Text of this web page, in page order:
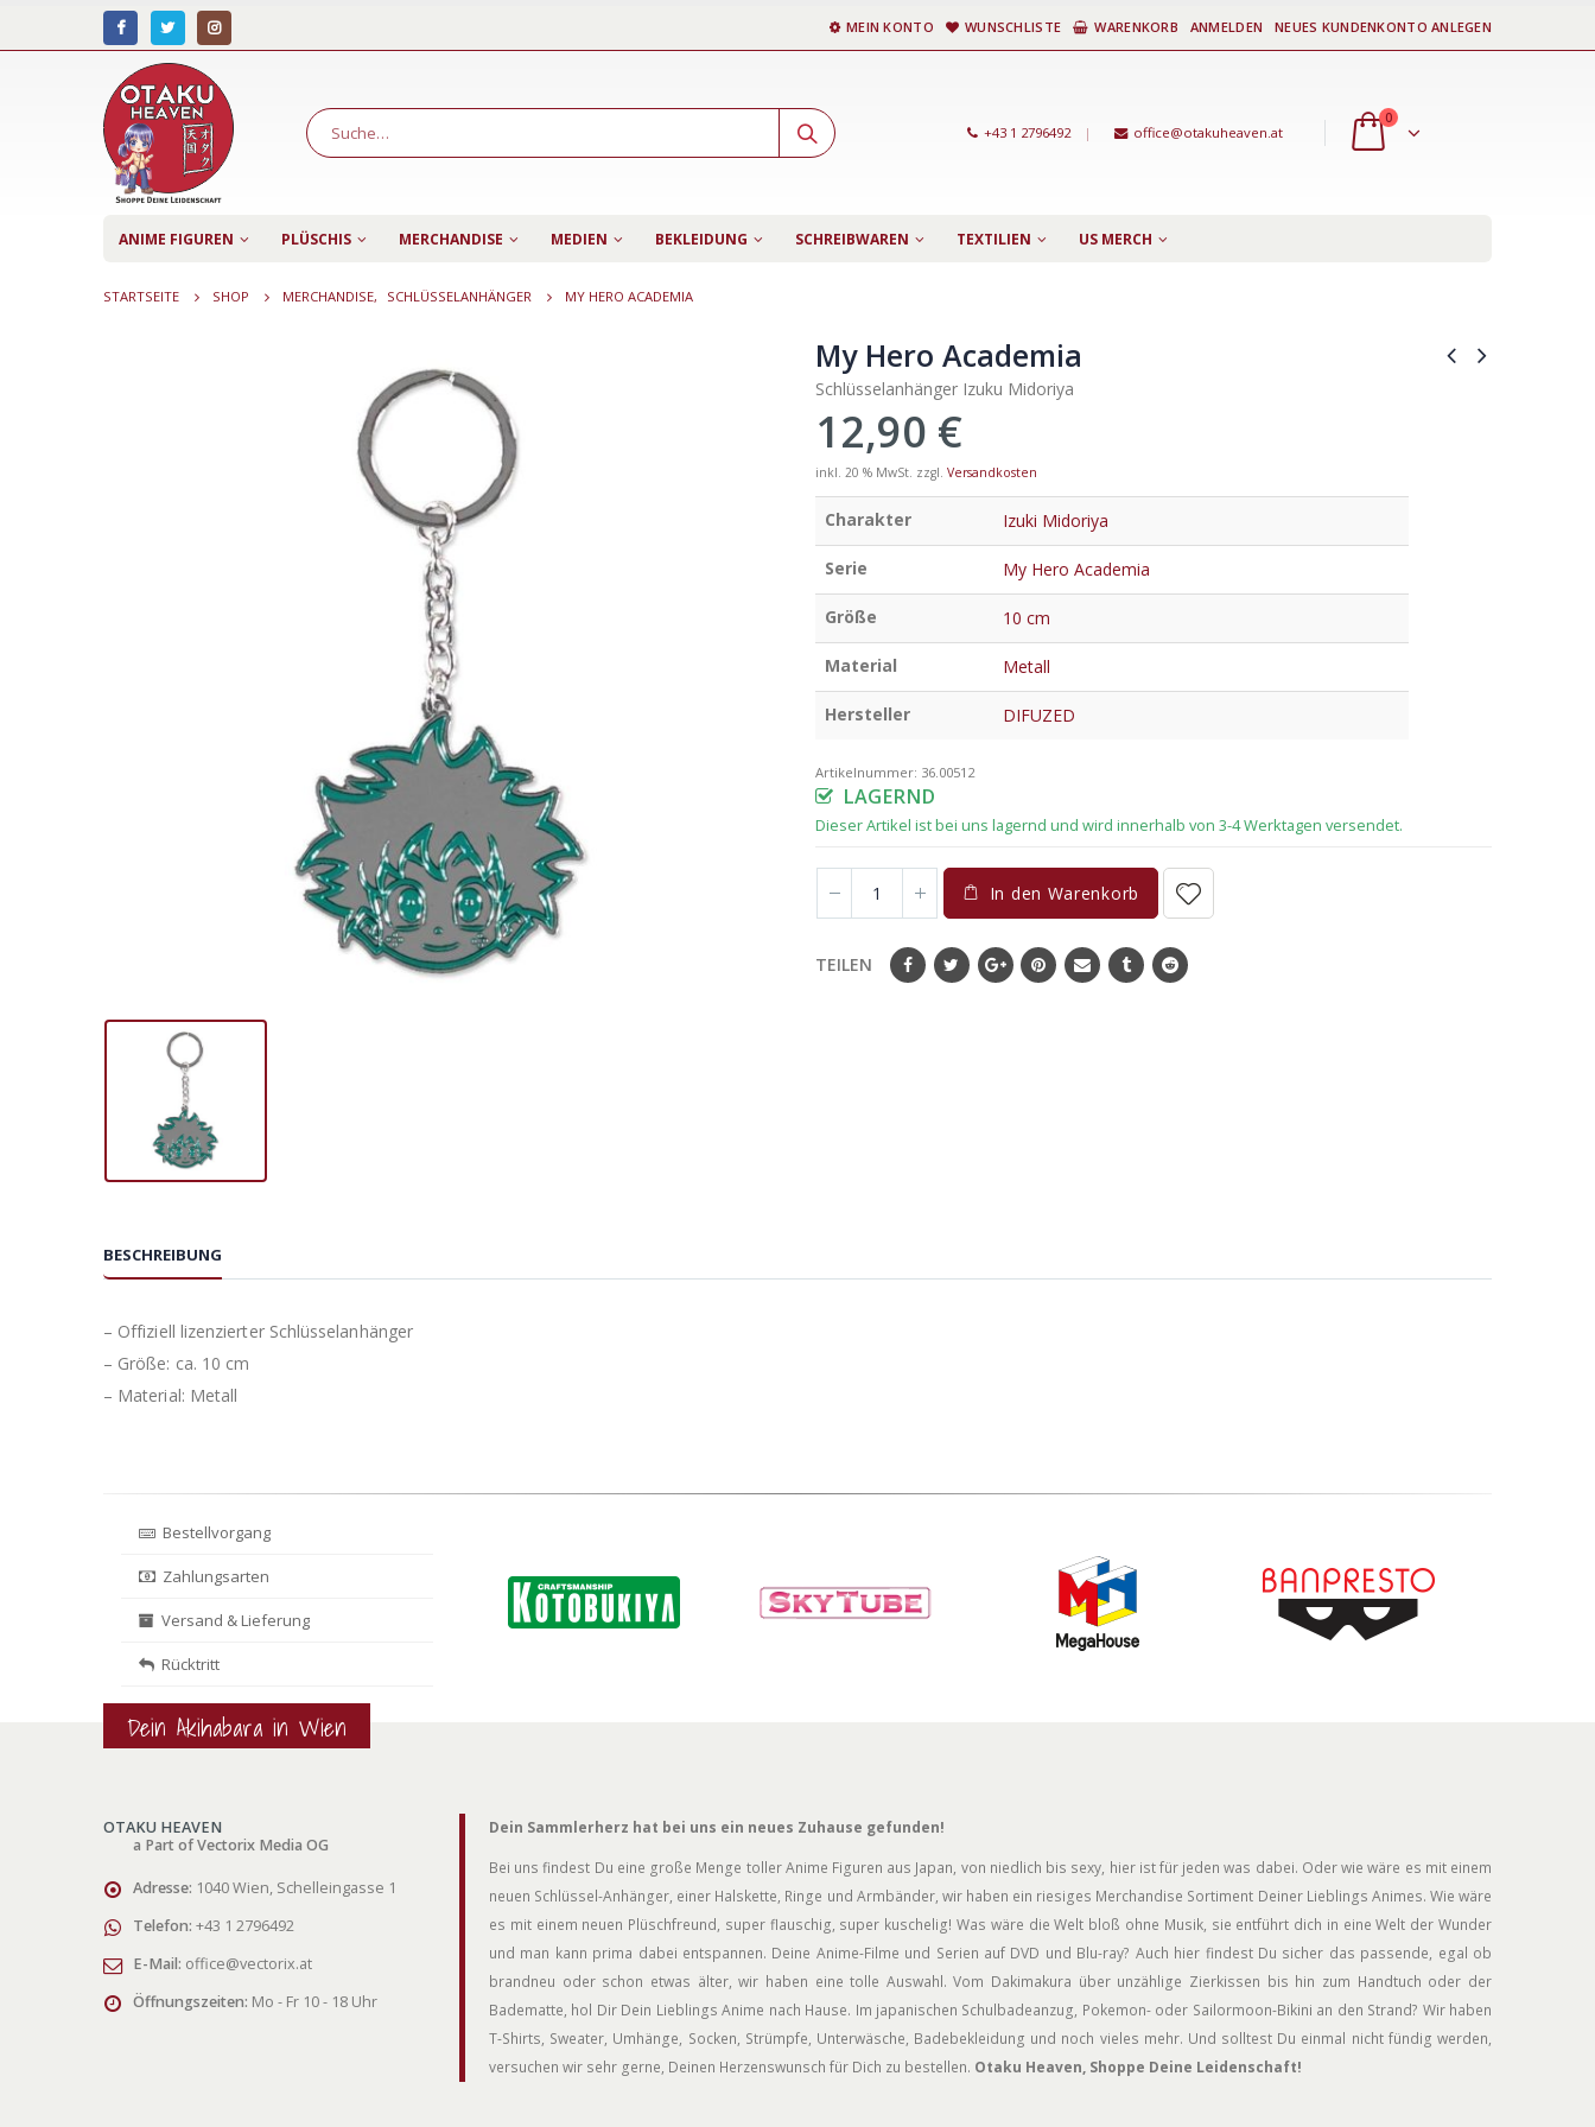
MEIN KONTO WUNSCHLISTE WARENKORB ANMELDEN NEUES KUNDENKONTO ANLEGEN
+43 1 2796492 | office@otakuheaven.at
0
ANIME FIGUREN PLÜSCHIS MERCHANDISE MEDIEN BEKLEIDUNG SCHREIBWAREN TEXTILIEN US MERCH
STARTSEITE SHOP MERCHANDISE, SCHLÜSSELANHÄNGER MY HERO ACADEMIA
My Hero Academia
Schlüsselanhänger Izuku Midoriya
12,90 €
inkl. 20 % MwSt. zzgl. Versandkosten
Charakter Izuki Midoriya
Serie My Hero Academia
Größe 10 cm
Material Metall
Hersteller DIFUZED
Artikelnummer: 36.00512
LAGERND
In den Warenkorb
TEILEN
BESCHREIBUNG
– Offiziell lizenzierter Schlüsselanhänger
– Größe: ca. 10 cm
– Material: Metall
Bestellvorgang
Zahlungsarten
Versand & Lieferung
Rücktritt
Dein Akihabara in Wien
OTAKU HEAVEN
a Part of Vectorix Media OG
Adresse: 1040 Wien, Schelleingasse 1
Telefon: +43 1 2796492
E-Mail: office@vectorix.at
Öffnungszeiten: Mo - Fr 10 - 18 Uhr
Dein Sammlerherz hat bei uns ein neues Zuhause gefunden!
Bei uns findest Du eine große Menge toller Anime Figuren aus Japan, von niedlich bis sexy, hier ist für jeden was dabei. Oder wie wäre es mit einem
neuen Schlüssel-Anhänger, einer Halskette, Ringe und Armbänder, wir haben ein riesiges Merchandise Sortiment Deiner Lieblings Animes. Wie wäre
es mit einem neuen Plüschfreund, super flauschig, super kuschelig! Was wäre die Welt bloß ohne Musik, sie entführt dich in eine Welt der Wunder
und man kann prima dabei entspannen. Deine Anime-Filme und Serien auf DVD und Blu-ray? Auch hier findest Du sicher das passende, egal ob
brandneu oder schon etwas älter, wir haben eine tolle Auswahl. Vom Dakimakura über unzählige Zierkissen bis hin zum Handtuch oder der
Badematte, hol Dir Dein Lieblings Anime nach Hause. Im japanischen Schulbadeanzug, Pokemon- oder Sailormoon-Bikini an den Strand? Wir haben
T-Shirts, Sweater, Umhänge, Socken, Strümpfe, Unterwäsche, Badebekleidung und noch vieles mehr. Und solltest Du einmal nicht fündig werden,
versuchen wir sehr gerne, Deinen Herzenswunsch für Dich zu bestellen. Otaku Heaven, Shoppe Deine Leidenschaft!